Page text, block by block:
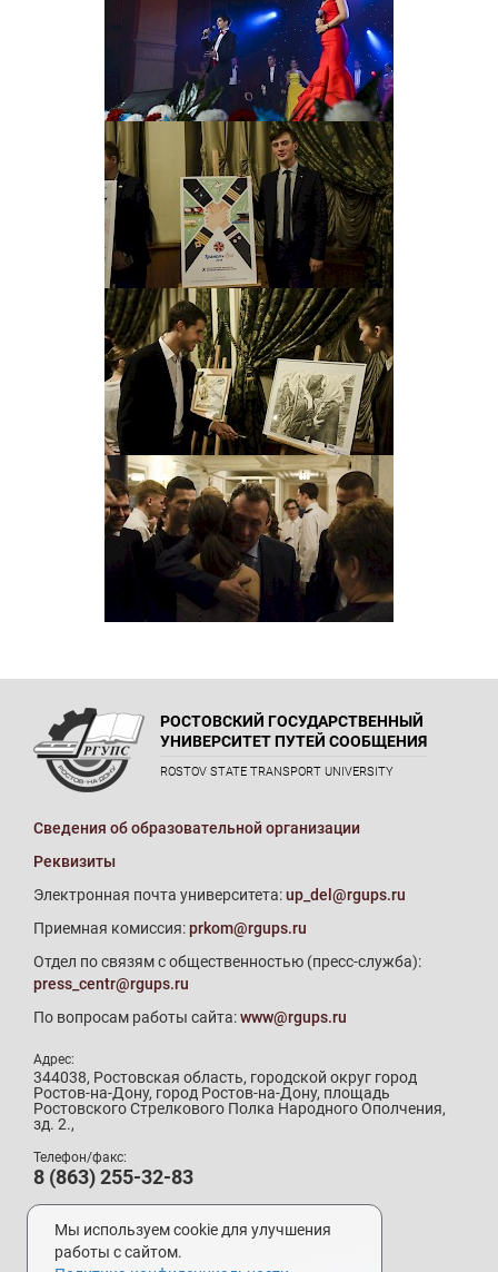
РОСТОВСКИЙ ГОСУДАРСТВЕННЫЙ
УНИВЕРСИТЕТ ПУТЕЙ СООБЩЕНИЯ
ROSTOV STATE TRANSPORT UNIVERSITY
Сведения об образовательной организации
Реквизиты
Электронная почта университета:up_del@rgups.ru
Приемная комиссия:prkom@rgups.ru
Отдел по связям с общественностью (пресс-служба):
press_centr@rgups.ru
По вопросам работы сайта:www@rgups.ru
Адрес:
344038, Ростовская область, городской округ город
Ростов-на-Дону, город Ростов-на-Дону, площадь
Ростовского Стрелкового Полка Народного Ополчения,
зд. 2.,
Телефон/факс:
8 (863) 255-32-83
Телефон приемной комиссии:
8 (800) 707-19-29
8 (863) 272-64-88
Мы используем cookie для улучшения
работы с сайтом.